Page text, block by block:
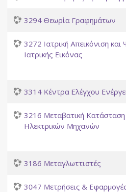
3294 Θεωρία Γραφημάτων
3272 Ιατρική Απεικόνιση
Ιατρικής Εικόνας
3314 Κέντρα Ελέγχου
3216 Μεταβατική Κατάσταση
Ηλεκτρικών Μηχανών
3186 Μεταγλωττιστές
3047 Μετρήσεις &